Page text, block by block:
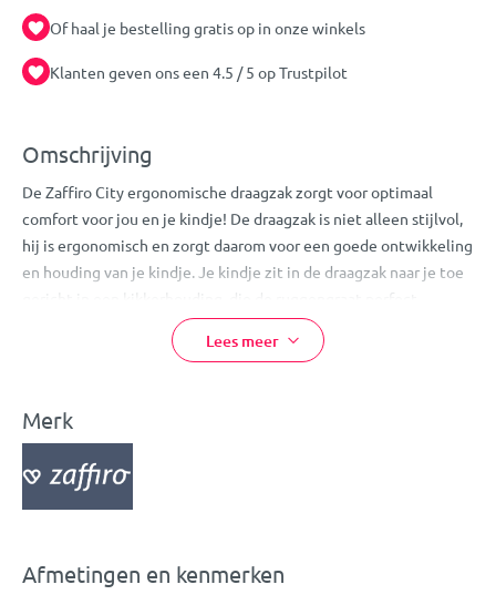
Of haal je bestelling gratis op in onze winkels
Klanten geven ons een 4.5 / 5 op Trustpilot
Omschrijving
De Zaffiro City ergonomische draagzak zorgt voor optimaal
comfort voor jou en je kindje! De draagzak is niet alleen stijlvol,
hij is ergonomisch en zorgt daarom voor een goede ontwikkeling
en houding van je kindje. Je kindje zit in de draagzak naar je toe
gericht in een kikkerhouding, die de ruggengraat perfect
De draagzak is zowel voor je te dragen (op de borst) of achter je
heupband die om de middel van de ouder bevestigd kan worden
met een gesp. Door deze band wordt het gewicht van je kleintje
gelijkmatig verdeeld en is het dus minder zwaar voor de ouder.
De band is verstelbaar van 65 cm tot 140 cm.
gedeelte waar je kindje in zit is gemaakt van ademend materiaal
Lees meer
Merk
Afmetingen en kenmerken